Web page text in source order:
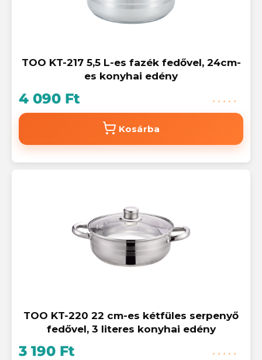
TOO KT-217 5,5 L-es fazék fedővel, 24cm-
es konyhai edény
4 090 Ft
Kosárba
TOO KT-220 22 cm-es kétfüles serpenyő
fedővel, 3 literes konyhai edény
3 190 Ft